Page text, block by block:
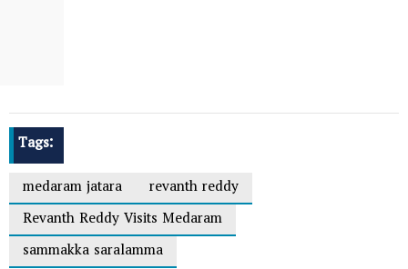
Tags:
medaram jatara
revanth reddy
Revanth Reddy Visits Medaram
sammakka saralamma